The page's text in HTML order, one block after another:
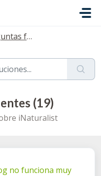
frecuentes
(19)
iNaturalist
no funciona muy